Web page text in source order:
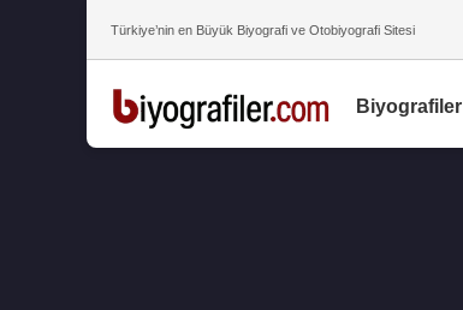
Türkiye’nin en Büyük Biyografi ve Otobiyografi Sitesi
Biyografiler